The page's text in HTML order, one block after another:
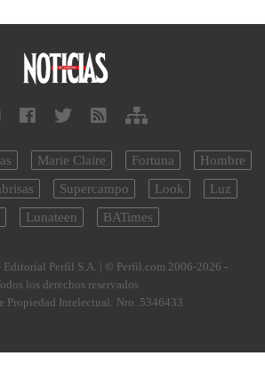
Marie Claire Fortuna
Hombre
Supercampo Look
Luz
Lunateen BATimes
Perfil S.A. | © Perfil.com 2006-2026 -
los derechos reservados
Propiedad Intelectual: Nro. 5346433